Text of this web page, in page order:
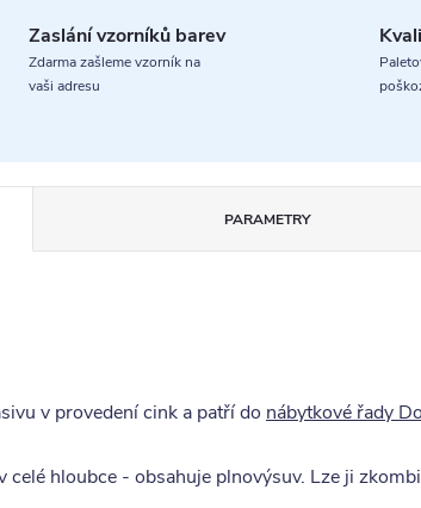
Zaslání vzorníků barev
Zdarma zašleme vzorník na
vaši adresu
PARAMETRY
v provedení cink a patří do nábytkové řady
celé hloubce - obsahuje plnovýsuv. Lze ji